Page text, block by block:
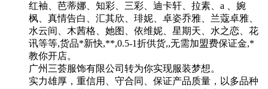
红袖、芭蒂娜、知彩、三彩、迪卡轩、拉素、a 、婉
枫、真情告白、汇其欣、琲妮、卓姿乔雅、兰蔻卓雅、
水云间、木茜格、她图、依维妮、星期天、水之恋、花
讯等等,货品*新快,**,0.5-1折供货,,无需加盟费保证金,*
教你开店。
广州三荟服饰有限公司转为你实现服装梦想。
实力雄厚，重信用、守合同、保证产品质量，以多品种